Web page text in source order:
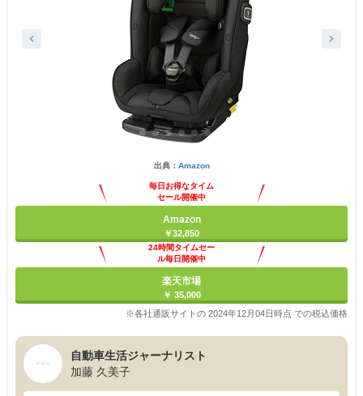
出典： Amazon
毎日お得なタイム
セール開催中
Amazon
￥32,850
24時間タイムセー
ル毎日開催中
楽天市場
￥ 35,000
※各社通販サイトの 2024年12月04日時点 での税込価格
自動車生活ジャーナリスト
加藤 久美子